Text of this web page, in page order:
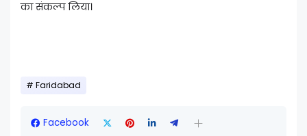
का संकल्प लिया।
Faridabad
Facebook